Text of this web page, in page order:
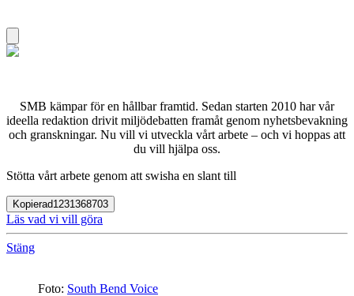
SMB kämpar för en hållbar framtid. Sedan starten 2010 har vår
ideella redaktion drivit miljödebatten framåt genom nyhetsbevakning
och granskningar. Nu vill vi utveckla vårt arbete – och vi hoppas att
du vill hjälpa oss.
Stötta vårt arbete genom att swisha en slant till
Kopierad1231368703
Läs vad vi vill göra
Stäng
Foto: South Bend Voice